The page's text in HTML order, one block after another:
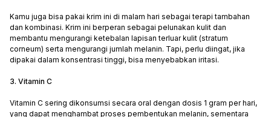
Kamu juga bisa pakai krim ini di malam hari sebagai terapi tambahan
dan kombinasi. Krim ini berperan sebagai pelunakan kulit dan
membantu mengurangi ketebalan lapisan terluar kulit (stratum
corneum) serta mengurangi jumlah melanin. Tapi, perlu diingat, jika
dipakai dalam konsentrasi tinggi, bisa menyebabkan iritasi.
3. Vitamin C
Vitamin C sering dikonsumsi secara oral dengan dosis 1 gram per hari,
yang dapat menghambat proses pembentukan melanin, sementara